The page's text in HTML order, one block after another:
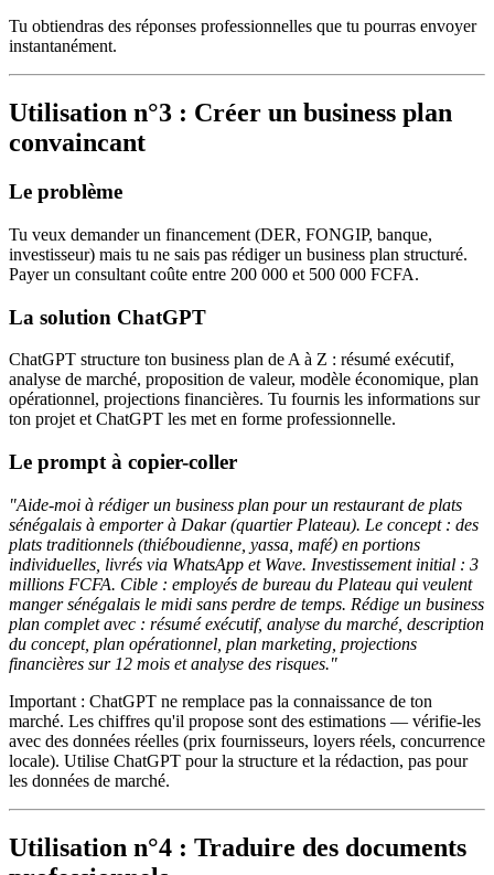
Tu obtiendras des réponses professionnelles que tu pourras envoyer
instantanément.
Utilisation n°3 : Créer un business plan
convaincant
Le problème
Tu veux demander un financement (DER, FONGIP, banque,
investisseur) mais tu ne sais pas rédiger un business plan structuré.
Payer un consultant coûte entre 200 000 et 500 000 FCFA.
La solution ChatGPT
ChatGPT structure ton business plan de A à Z : résumé exécutif,
analyse de marché, proposition de valeur, modèle économique, plan
opérationnel, projections financières. Tu fournis les informations sur
ton projet et ChatGPT les met en forme professionnelle.
Le prompt à copier-coller
"Aide-moi à rédiger un business plan pour un restaurant de plats
sénégalais à emporter à Dakar (quartier Plateau). Le concept : des
plats traditionnels (thiéboudienne, yassa, mafé) en portions
individuelles, livrés via WhatsApp et Wave. Investissement initial : 3
millions FCFA. Cible : employés de bureau du Plateau qui veulent
manger sénégalais le midi sans perdre de temps. Rédige un business
plan complet avec : résumé exécutif, analyse du marché, description
du concept, plan opérationnel, plan marketing, projections
financières sur 12 mois et analyse des risques."
Important : ChatGPT ne remplace pas la connaissance de ton
marché. Les chiffres qu'il propose sont des estimations — vérifie-les
avec des données réelles (prix fournisseurs, loyers réels, concurrence
locale). Utilise ChatGPT pour la structure et la rédaction, pas pour
les données de marché.
Utilisation n°4 : Traduire des documents